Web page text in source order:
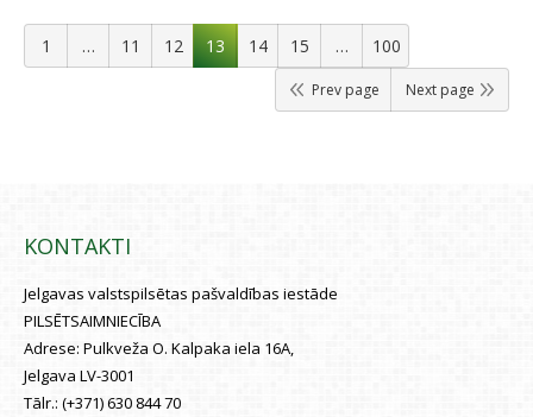
1 … 11 12 13 14 15 … 100
Prev page Next page
KONTAKTI
Jelgavas valstspilsētas pašvaldības iestāde
PILSĒTSAIMNIECĪBA
Adrese: Pulkveža O. Kalpaka iela 16A,
Jelgava LV-3001
Tālr.: (+371) 630 844 70